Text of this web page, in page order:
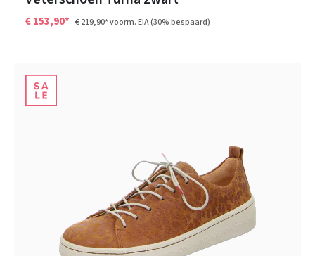
€ 153,90* € 219,90*voorm. EIA(30% bespaard)